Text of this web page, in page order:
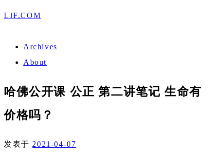
LJF.COM
Archives
About
哈佛公开课 公正 第二讲笔记 生命有
价格吗？
发表于 2021-04-07